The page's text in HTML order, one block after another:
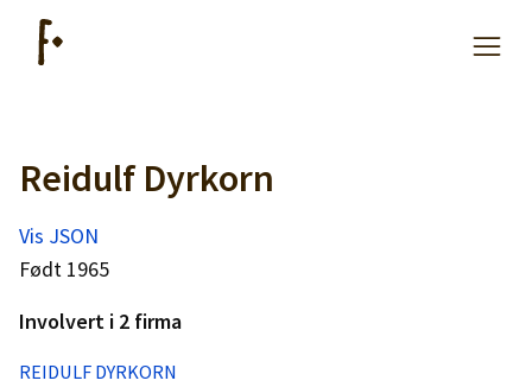
Artikler
Hjelp
Kjøpe lister
Reidulf Dyrkorn
Vis JSON
Født 1965
Involvert i 2 firma
REIDULF DYRKORN